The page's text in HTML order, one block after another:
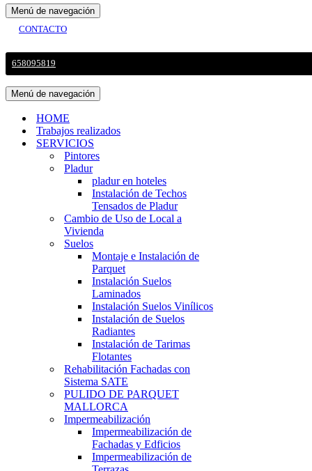
Menú de navegación
CONTACTO
658095819
Menú de navegación
HOME
Trabajos realizados
SERVICIOS
Pintores
Pladur
pladur en hoteles
Instalación de Techos
Tensados de Pladur
Cambio de Uso de Local a
Vivienda
Suelos
Montaje e Instalación de
Parquet
Instalación Suelos
Laminados
Instalación Suelos Vinílicos
Instalación de Suelos
Radiantes
Instalación de Tarimas
Flotantes
Rehabilitación Fachadas con
Sistema SATE
PULIDO DE PARQUET
MALLORCA
Impermeabilización
Impermeabilización de
Fachadas y Edficios
Impermeabilización de